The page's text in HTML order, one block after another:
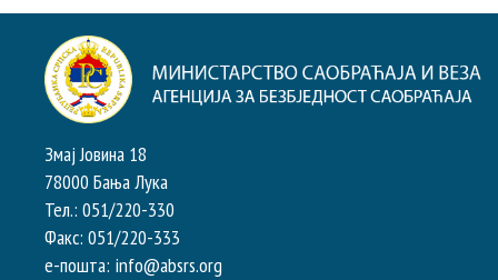
Змај Јовина 18
78000 Бања Лука
Тел.: 051/220-330
Факс: 051/220-333
e-пошта: info@absrs.org